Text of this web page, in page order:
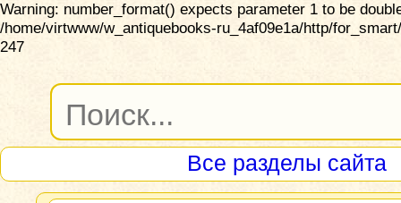
Warning: number_format() expects parameter 1 to be
/home/virtwww/w_antiquebooks-ru_4af09e1a/http/
247
Все разделы сайта